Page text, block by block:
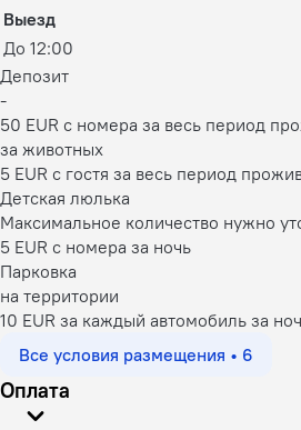
Выезд
До 12:00
Депозит
-
50 EUR с номера за весь период
за животных
5 EUR с гостя за весь период
Детская люлька
Максимальное количество нужно
5 EUR с номера за ночь
Парковка
на территории
10 EUR за каждый автомобиль за
Все условия размещения • 6
Оплата